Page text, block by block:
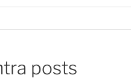
posts